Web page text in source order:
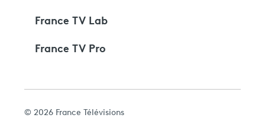
France TV Lab
France TV Pro
© 2026 France Télévisions